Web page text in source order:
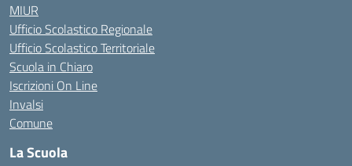
MIUR
Ufficio Scolastico Regionale
Ufficio Scolastico Territoriale
Scuola in Chiaro
Iscrizioni On Line
Invalsi
Comune
La Scuola